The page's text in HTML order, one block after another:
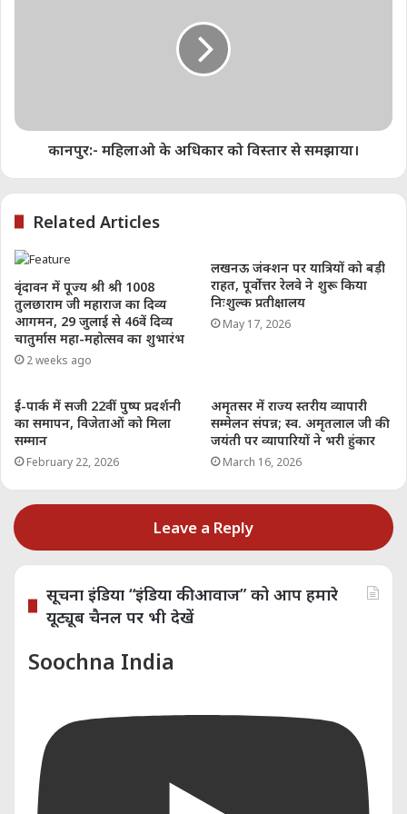
अधिकारी सुधीर कुमार, अपर जिलाधिकारी (भू0/आ0) श्री
सत्येन्द्र कुमार सिंह, उपायुक्त उद्योग श्री सुधीर कुमार
श्रीवास्तव सहित सम्बन्धित विभागों के अधिकारी, उद्यमी
Share this:
Like this:
कानपुर:- महिलाओ के अधिकार को विस्तार से समझाया।
Related Articles
वृंदावन में पूज्य श्री श्री 1008
तुलछाराम जी महाराज का दिव्य
आगमन, 29 जुलाई से 46वें दिव्य
चातुर्मास महा-महोत्सव का शुभारंभ
2 weeks ago
लखनऊ जंक्शन पर यात्रियों को बड़ी
राहत, पूर्वोत्तर रेलवे ने शुरू किया
निःशुल्क प्रतीक्षालय
May 17, 2026
ई-पार्क में सजी 22वीं पुष्प प्रदर्शनी
का समापन, विजेताओं को मिला
सम्मान
February 22, 2026
अमृतसर में राज्य स्तरीय व्यापारी
सम्मेलन संपन्न; स्व. अमृतलाल जी की
जयंती पर व्यापारियों ने भरी हुंकार
March 16, 2026
Leave a Reply
सूचना इंडिया “इंडिया की आवाज” को आप हमारे
यूट्यूब चैनल पर भी देखें
Soochna India